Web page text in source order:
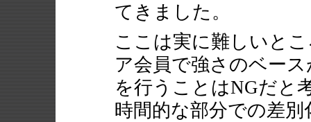
てきました。
ここは実に難しいと
ア会員で強さのベー
を行うことはNGだと
時間的な部分での差